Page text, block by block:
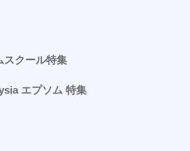
スクール特集
エプソム 特集